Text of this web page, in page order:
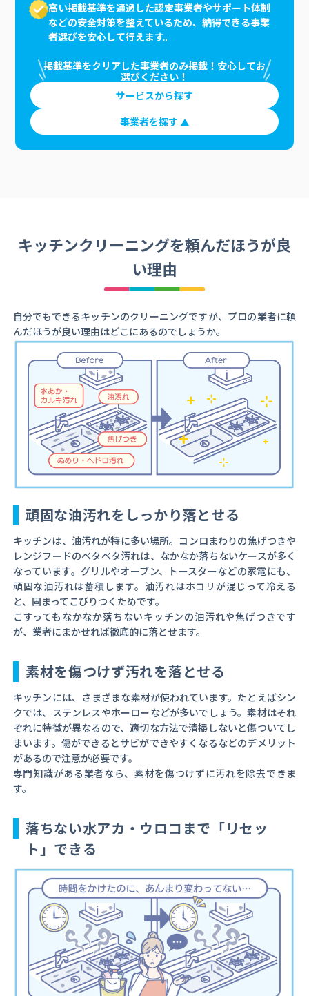
高い掲載基準を通過した認定事業者やサポート体制
などの安全対策を整えているため、納得できる事業
者選びを安心して行えます。
掲載基準をクリアした事業者のみ掲載！安心してお
選びください！
サービスから探す
事業者を探す
キッチンクリーニングを頼んだほうが良
い理由
自分でもできるキッチンのクリーニングですが、プロの業者に頼
んだほうが良い理由はどこにあるのでしょうか。
頑固な油汚れをしっかり落とせる
キッチンは、油汚れが特に多い場所。コンロまわりの焦げつきや
レンジフードのベタベタ汚れは、なかなか落ちないケースが多く
なっています。グリルやオーブン、トースターなどの家電にも、
頑固な油汚れは蓄積します。油汚れはホコリが混じって冷える
と、固まってこびりつくためです。
こすってもなかなか落ちないキッチンの油汚れや焦げつきです
が、業者にまかせれば徹底的に落とせます。
素材を傷つけず汚れを落とせる
キッチンには、さまざまな素材が使われています。たとえばシン
クでは、ステンレスやホーローなどが多いでしょう。素材はそれ
ぞれに特徴が異なるので、適切な方法で清掃しないと傷ついてし
まいます。傷ができるとサビができやすくなるなどのデメリット
があるので注意が必要です。
専門知識がある業者なら、素材を傷つけずに汚れを除去できま
す。
落ちない水アカ・ウロコまで「リセッ
ト」できる